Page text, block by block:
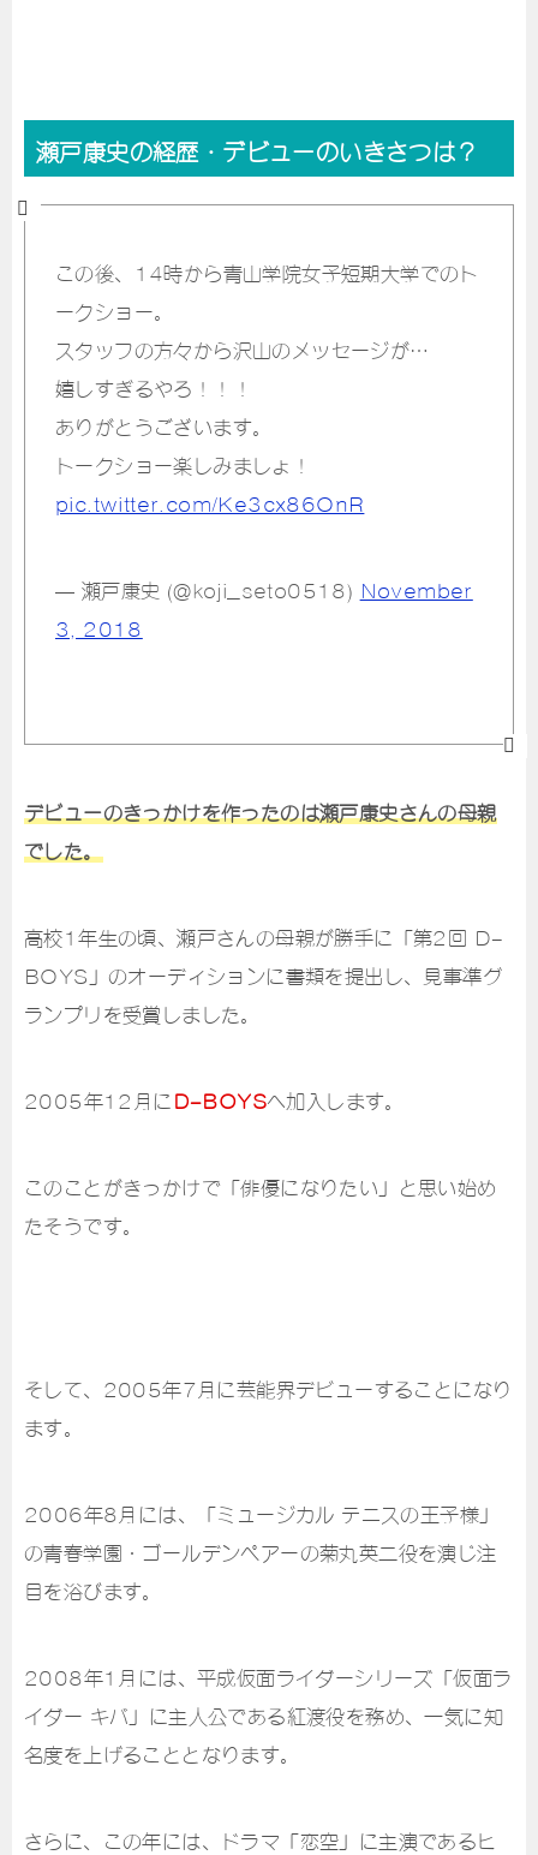
瀬戸康史の経歴・デビューのいきさつは？
この後、14時から青山学院女子短期大学でのト
ークショー。
スタッフの方々から沢山のメッセージが…
嬉しすぎるやろ！！！
ありがとうございます。
トークショー楽しみましょ！
pic.twitter.com/Ke3cx86OnR
— 瀬戸康史 (@koji_seto0518) November
3, 2018
デビューのきっかけを作ったのは瀬戸康史さんの母親
でした。
高校1年生の頃、瀬戸さんの母親が勝手に「第2回 D-
BOYS」のオーディションに書類を提出し、見事準グ
ランプリを受賞しました。
2005年12月に D-BOYSへ加入します。
このことがきっかけで「俳優になりたい」と思い始め
たそうです。
そして、2005年7月に芸能界デビューすることになり
ます。
2006年8月には、「ミュージカル テニスの王子様」
の青春学園・ゴールデンペアーの菊丸英二役を演じ注
目を浴びます。
2008年1月には、平成仮面ライダーシリーズ「仮面ラ
イダー キバ」に主人公である紅渡役を務め、一気に知
名度を上げることとなります。
さらに、この年には、ドラマ「恋空」に主演であるヒ